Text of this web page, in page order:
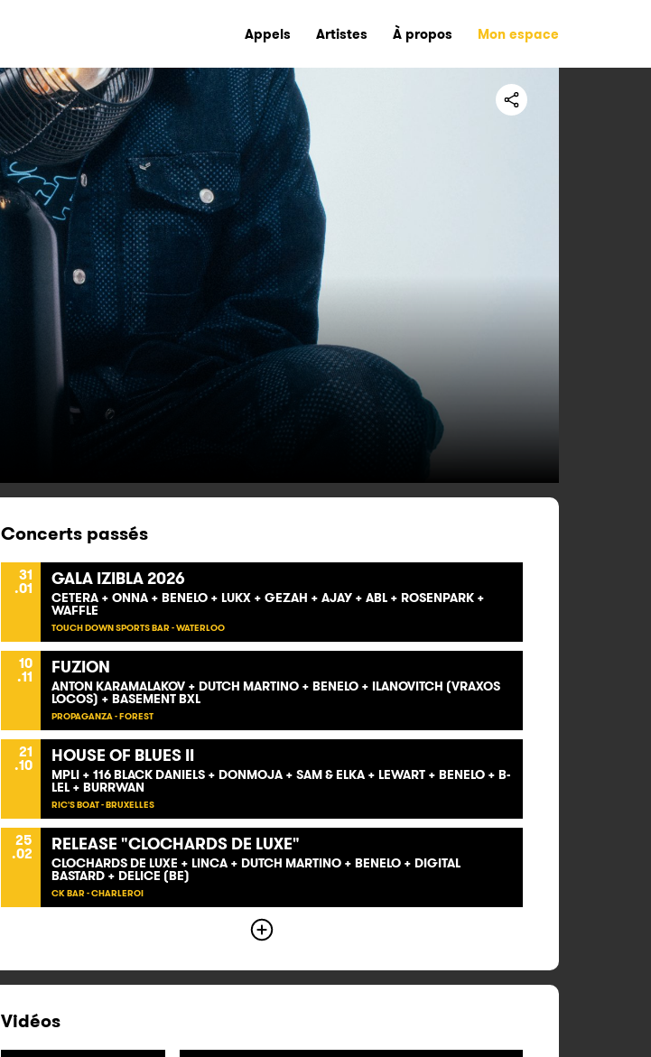
Appels Artistes À propos Mon espace
Concerts passés
31
.01 GALA IZIBLA 2026
CETERA + ONNA + BENELO + LUKX + GEZAH + AJAY + ABL + ROSENPARK +
WAFFLE
TOUCH DOWN SPORTS BAR - WATERLOO
10
.11 FUZION
ANTON KARAMALAKOV + DUTCH MARTINO + BENELO + ILANOVITCH (VRAXOS
LOCOS) + BASEMENT BXL
PROPAGANZA - FOREST
21
.10 HOUSE OF BLUES II
MPLI + 116 BLACK DANIELS + DONMOJA + SAM & ELKA + LEWART + BENELO + B-
LEL + BURRWAN
RIC'S BOAT - BRUXELLES
25
.02 RELEASE "CLOCHARDS DE LUXE"
CLOCHARDS DE LUXE + LINCA + DUTCH MARTINO + BENELO + DIGITAL
BASTARD + DELICE (BE)
CK BAR - CHARLEROI
Vidéos